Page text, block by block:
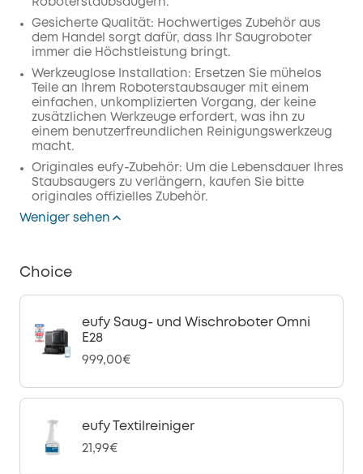
Roboterstaubsaugern.
Gesicherte Qualität: Hochwertiges Zubehör aus
dem Handel sorgt dafür, dass Ihr Saugroboter
immer die Höchstleistung bringt.
Werkzeuglose Installation: Ersetzen Sie mühelos
Teile an Ihrem Roboterstaubsauger mit einem
einfachen, unkomplizierten Vorgang, der keine
zusätzlichen Werkzeuge erfordert, was ihn zu
einem benutzerfreundlichen Reinigungswerkzeug
macht.
Originales eufy-Zubehör: Um die Lebensdauer Ihres
Staubsaugers zu verlängern, kaufen Sie bitte
originales offizielles Zubehör.
Weniger sehen
Choice
eufy Saug- und Wischroboter Omni
E28
999,00€
eufy Textilreiniger
21,99€